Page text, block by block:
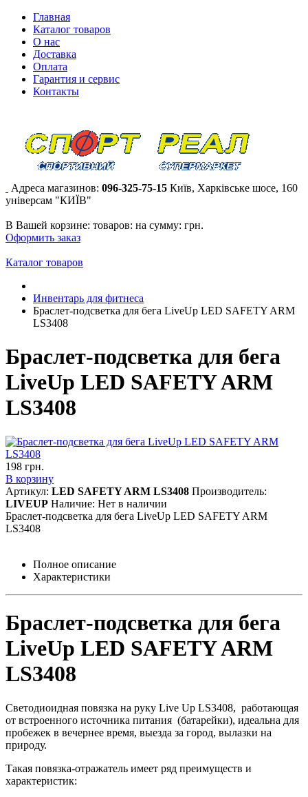
Главная
Каталог товаров
О нас
Доставка
Оплата
Гарантия и сервис
Контакты
Адреса магазинов: 096-325-75-15 Київ, Харківське шосе, 160
універсам "КИЇВ"
В Вашей корзине: товаров: на сумму: грн.
Оформить заказ
Каталог товаров
Инвентарь для фитнеса
Браслет-подсветка для бега LiveUp LED SAFETY ARM
LS3408
Браслет-подсветка для бега
LiveUp LED SAFETY ARM
LS3408
198 грн.
В корзину
Артикул: LED SAFETY ARM LS3408 Производитель:
LIVEUP Наличие: Нет в наличии
Браслет-подсветка для бега LiveUp LED SAFETY ARM
LS3408
Полное описание
Характеристики
Браслет-подсветка для бега
LiveUp LED SAFETY ARM
LS3408
Светодиоидная повязка на руку Live Up LS3408, работающая
от встроенного источника питания (батарейки), идеальна для
пробежек в вечернее время, выезда за город, вылазки на
природу.
Такая повязка-отражатель имеет ряд преимуществ и
характеристик: